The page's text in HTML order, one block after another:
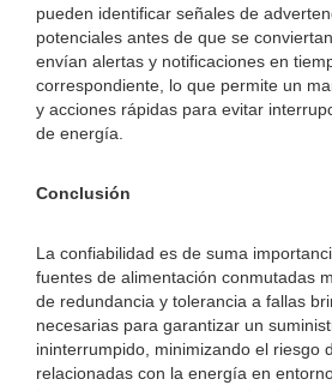
pueden identificar señales de
potenciales antes de que se
envían alertas y notificaciones en
correspondiente, lo que permite un
y acciones rápidas para evitar
de energía.
Conclusión
La confiabilidad es de suma
fuentes de alimentación conmutadas
de redundancia y tolerancia a fallas
necesarias para garantizar un
ininterrumpido, minimizando el riesgo
relacionadas con la energía en